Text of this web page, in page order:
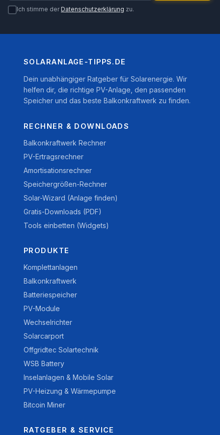
Ich stimme derDatenschutzerklärung zu.
SOLARANLAGE-TIPPS.DE
Dein unabhängiger Ratgeber für Solarenergie. Wir
helfen dir, die richtige PV-Anlage, den passenden
Speicher und das beste Balkonkraftwerk zu finden.
RECHNER & DOWNLOADS
Balkonkraftwerk Rechner
PV-Ertragsrechner
Amortisationsrechner
Speichergrößen-Rechner
Solar-Wizard (Anlage finden)
Gratis-Downloads (PDF)
Tools einbetten (Widgets)
PRODUKTE
Komplettanlagen
Balkonkraftwerk
Batteriespeicher
PV-Module
Wechselrichter
Solarcarport
Offgridtec Solartechnik
WSB Battery
Inselanlagen & Mobile Solar
PV-Heizung & Wärmepumpe
Bitcoin Miner
RATGEBER & SERVICE